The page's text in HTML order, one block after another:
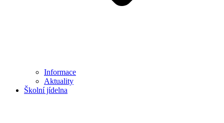
Informace
Aktuality
Školní jídelna